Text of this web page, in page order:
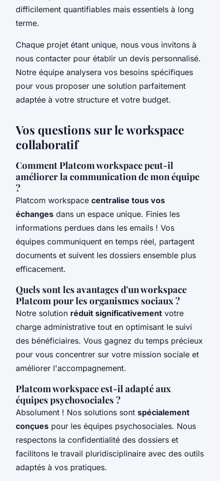
difficilement quantifiables mais essentiels à long
terme.
Chaque projet étant unique, nous vous invitons à
nous contacter pour établir un devis personnalisé.
Notre équipe analysera vos besoins spécifiques
pour vous proposer une solution parfaitement
adaptée à votre structure et votre budget.
Vos questions sur le workspace
collaboratif
Comment Platcom workspace peut-il
améliorer la communication de mon équipe
?
Platcom workspace centralise tous vos
échanges dans un espace unique. Finies les
informations perdues dans les emails ! Vos
équipes communiquent en temps réel, partagent
documents et suivent les dossiers ensemble plus
efficacement.
Quels sont les avantages d'un workspace
Platcom pour les organismes sociaux ?
Notre solution réduit significativement votre
charge administrative tout en optimisant le suivi
des bénéficiaires. Vous gagnez du temps précieux
pour vous concentrer sur votre mission sociale et
améliorer l'accompagnement.
Platcom workspace est-il adapté aux
équipes psychosociales ?
Absolument ! Nos solutions sont spécialement
conçues pour les équipes psychosociales. Nous
respectons la confidentialité des dossiers et
facilitons le travail pluridisciplinaire avec des outils
adaptés à vos pratiques.